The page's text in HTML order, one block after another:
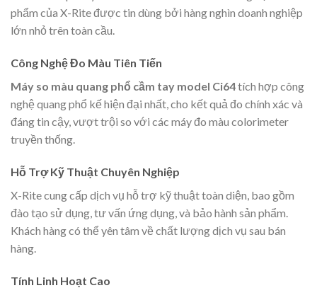
phẩm của X-Rite được tin dùng bởi hàng nghìn doanh nghiệp
lớn nhỏ trên toàn cầu.
Công Nghệ Đo Màu Tiên Tiến
Máy so màu quang phổ cầm tay model Ci64tích hợp công
nghệ quang phổ kế hiện đại nhất, cho kết quả đo chính xác và
đáng tin cậy, vượt trội so với các máy đo màu colorimeter
truyền thống.
Hỗ Trợ Kỹ Thuật Chuyên Nghiệp
X-Rite cung cấp dịch vụ hỗ trợ kỹ thuật toàn diện, bao gồm
đào tạo sử dụng, tư vấn ứng dụng, và bảo hành sản phẩm.
Khách hàng có thể yên tâm về chất lượng dịch vụ sau bán
hàng.
Tính Linh Hoạt Cao